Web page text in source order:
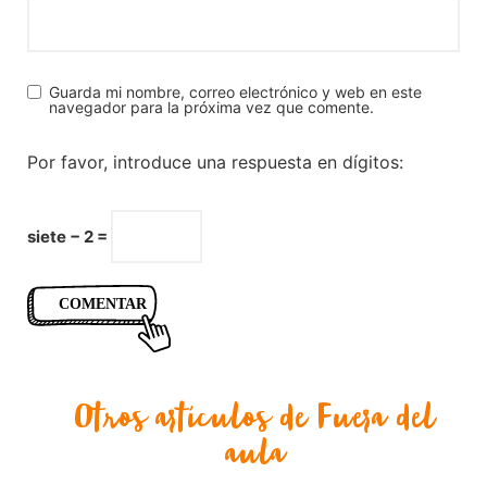
Guarda mi nombre, correo electrónico y web en este
navegador para la próxima vez que comente.
Por favor, introduce una respuesta en dígitos:
siete − 2 =
Otros artículos deFuera del
aula